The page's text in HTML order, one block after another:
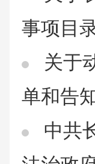
事项目
关于
单和告
中共